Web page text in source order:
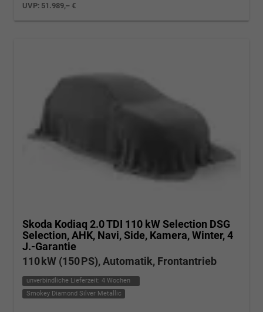
UVP: 51.989,– €
Skoda Kodiaq 2.0 TDI 110 kW Selection DSG
Selection, AHK, Navi, Side, Kamera, Winter, 4
J.-Garantie
110 kW (150 PS), Automatik, Frontantrieb
unverbindliche Lieferzeit: 4 Wochen
Smokey Diamond Silver Metallic